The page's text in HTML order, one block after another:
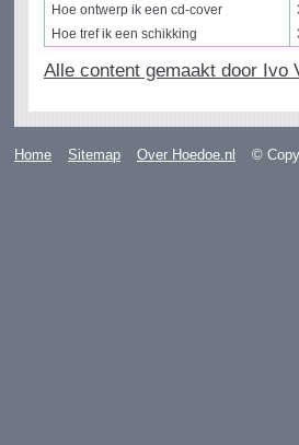
Hoe ontwerp ik een cd-cover
Hoe tref ik een schikking
Alle content gemaakt door Ivo
Home Sitemap Over Hoedoe.nl ©